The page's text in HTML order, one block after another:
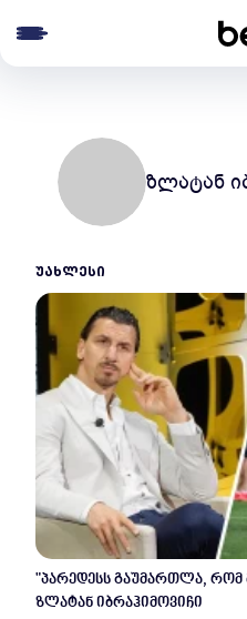
ზლატან
ᲣᲐᲮᲚᲔᲡᲘ
"პარედესს გაუმართლა, რომ
ზლატან იბრაჰიმოვიჩი